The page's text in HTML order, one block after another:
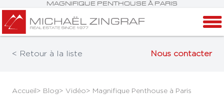
MAGNIFIQUE PENTHOUSE À PARIS
< Retour à la liste Nous contacter
Accueil> Blog> Vidéo> Magnifique Penthouse à Paris